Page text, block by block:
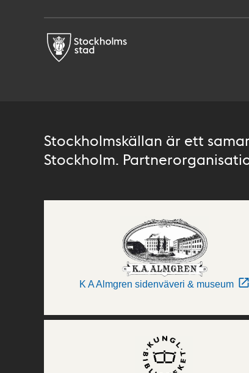
Stockholmskällan är ett
Stockholm.
K A Almgren sidenväveri & museum